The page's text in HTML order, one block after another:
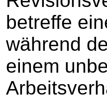
betreffe
während
einem